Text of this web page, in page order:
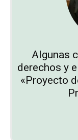
Algunas
derechos y
«Proyecto